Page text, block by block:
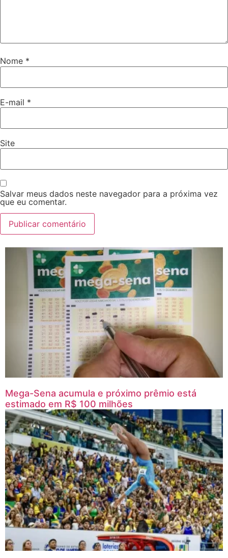
Nome *
E-mail *
Site
Salvar meus dados neste navegador para a próxima vez
que eu comentar.
Mega-Sena acumula e próximo prêmio está
estimado em R$ 100 milhões